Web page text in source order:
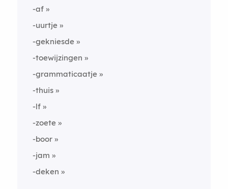
-af
-uurtje
-gekniesde
-toewijzingen
-grammaticaatje
-thuis
-lf
-zoete
-boor
-jam
-deken